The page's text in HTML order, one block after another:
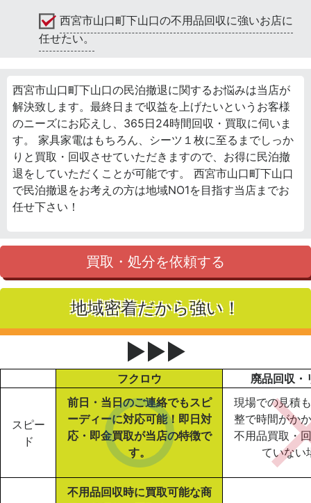
西宮市山口町下山口の不用品回収に強いお店に
任せたい。
西宮市山口町下山口の民泊撤退に関するお悩みは当店が
解決致します。最終日まで収益を上げたいというお客様
のニーズにお応えし、365日24時間回収・買取に伺いま
す。 家具家電はもちろん、シーツ１枚に至るまでしっか
りと買取・回収させていただきますので、お得に民泊撤
退をしていただくことが可能です。 西宮市山口町下山口
で民泊撤退をお考えの方は地域NO1を目指す当店までお
任せ下さい！
買取・処分を依頼する
地域密着だから強い！
▶▶▶
フクロウ 廃品回収・
スピー
ド
前日・当日のご連絡でもスピ
ーディーに対応可能！即日対
応・即金買取が当店の特徴で
す。
現場での見積
整で時間がか
不用品買取・
ていない
不用品回収時に買取可能な商